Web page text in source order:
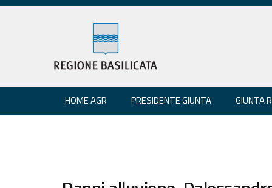
HOME AGR PRESIDENTE GIUNTA GIUNTA